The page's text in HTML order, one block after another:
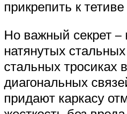
прикрепить к
Но важный секрет –
натянутых
стальных тросиках
диагональных
придают каркасу